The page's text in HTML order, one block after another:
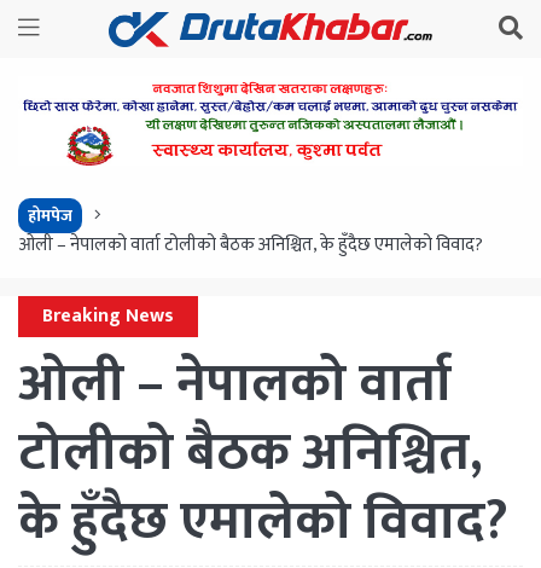
होमपेज
ओली – नेपालको वार्ता टोलीको बैठक अनिश्चित, के हुँदैछ एमालेको विवाद?
Breaking News
ओली – नेपालको वार्ता
टोलीको बैठक अनिश्चित,
के हुँदैछ एमालेको विवाद?